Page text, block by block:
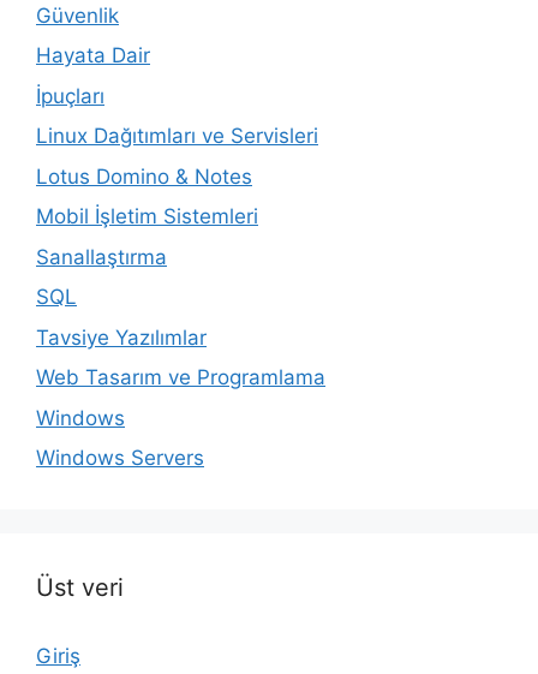
Güvenlik
Hayata Dair
İpuçları
Linux Dağıtımları ve Servisleri
Lotus Domino & Notes
Mobil İşletim Sistemleri
Sanallaştırma
SQL
Tavsiye Yazılımlar
Web Tasarım ve Programlama
Windows
Windows Servers
Üst veri
Giriş